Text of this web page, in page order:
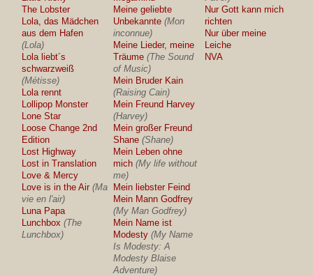
The Lobster
Lola, das Mädchen
aus dem Hafen
(Lola)
Lola liebt´s
schwarzweiß
(Métisse)
Lola rennt
Lollipop Monster
Lone Star
Loose Change 2nd
Edition
Lost Highway
Lost in Translation
Love & Mercy
Love is in the Air (Ma
vie en l'air)
Luna Papa
Lunchbox (The
Lunchbox)
Meine geliebte
Unbekannte (Mon
inconnue)
Meine Lieder, meine
Träume (The Sound
of Music)
Mein Bruder Kain
(Raising Cain)
Mein Freund Harvey
(Harvey)
Mein großer Freund
Shane (Shane)
Mein Leben ohne
mich (My life without
me)
Mein liebster Feind
Mein Mann Godfrey
(My Man Godfrey)
Mein Name ist
Modesty (My Name
Is Modesty: A
Modesty Blaise
Adventure)
Nur Gott kann mich
richten
Nur über meine
Leiche
NVA